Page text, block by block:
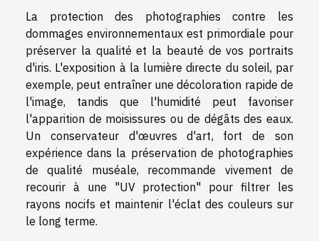
La protection des photographies contre les
dommages environnementaux est primordiale pour
préserver la qualité et la beauté de vos portraits
d'iris. L'exposition à la lumière directe du soleil, par
exemple, peut entraîner une décoloration rapide de
l'image, tandis que l'humidité peut favoriser
l'apparition de moisissures ou de dégâts des eaux.
Un conservateur d'œuvres d'art, fort de son
expérience dans la préservation de photographies
de qualité muséale, recommande vivement de
recourir à une "UV protection" pour filtrer les
rayons nocifs et maintenir l'éclat des couleurs sur
le long terme.